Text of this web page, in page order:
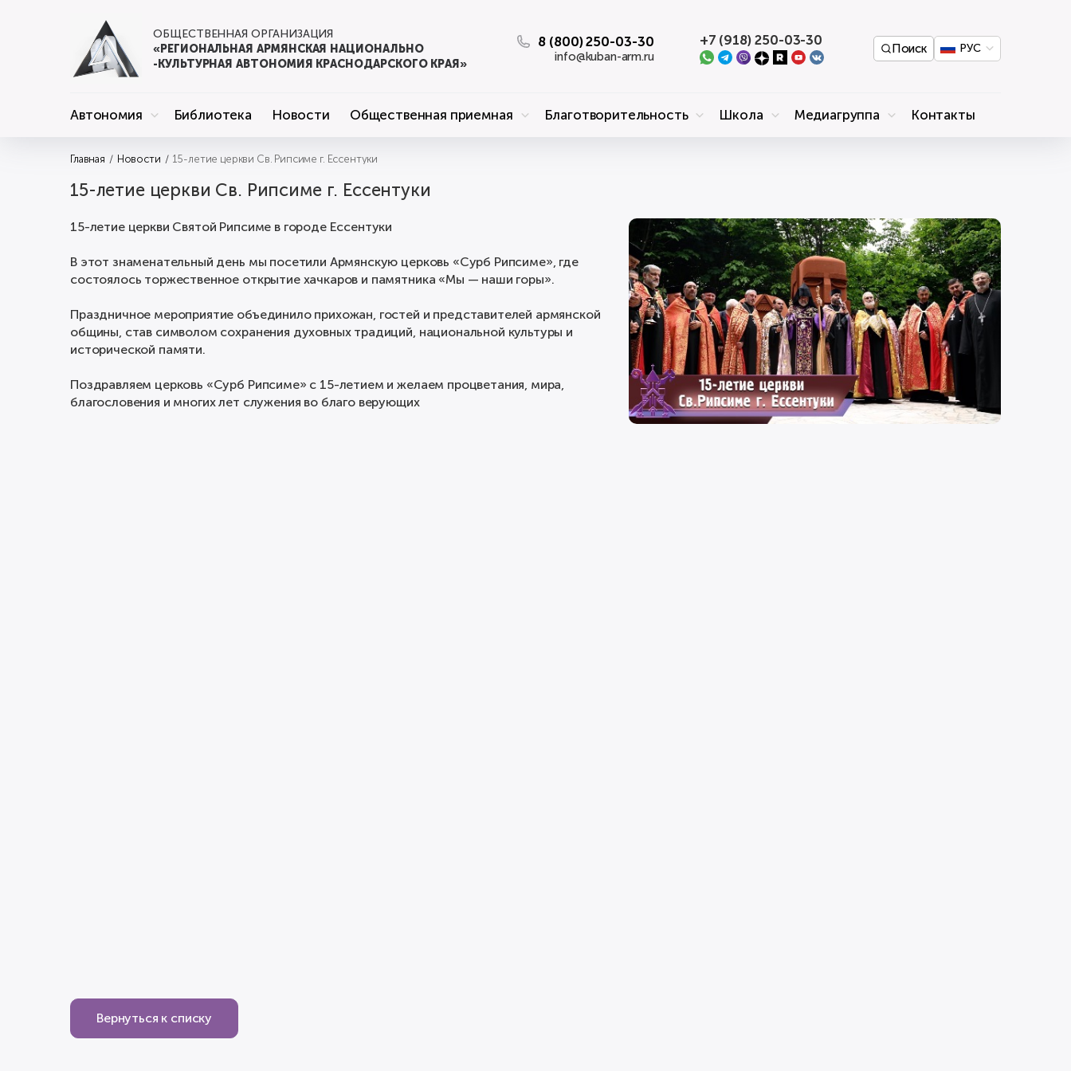
ОБЩЕСТВЕННАЯ ОРГАНИЗАЦИЯ
«РЕГИОНАЛЬНАЯ АРМЯНСКАЯ НАЦИОНАЛЬНО
-КУЛЬТУРНАЯ АВТОНОМИЯ КРАСНОДАРСКОГО КРАЯ»
8 (800) 250-03-30
info@kuban-arm.ru
+7 (918) 250-03-30
Поиск РУС
Автономия Библиотека Новости Общественная приемная Благотворительность Школа Медиагруппа Контакты
Главная Новости 15-летие церкви Св. Рипсиме г. Ессентуки
15-летие церкви Св. Рипсиме г. Ессентуки
15-летие церкви Святой Рипсиме в городе Ессентуки
В этот знаменательный день мы посетили Армянскую церковь «Сурб Рипсиме», где
состоялось торжественное открытие хачкаров и памятника «Мы — наши горы».
Праздничное мероприятие объединило прихожан, гостей и представителей армянской
общины, став символом сохранения духовных традиций, национальной культуры и
исторической памяти.
Поздравляем церковь «Сурб Рипсиме» с 15-летием и желаем процветания, мира,
благословения и многих лет служения во благо верующих
Вернуться к списку